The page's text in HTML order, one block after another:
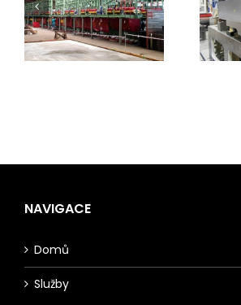
NAVIGACE
Domů
Služby